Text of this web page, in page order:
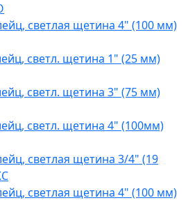
светлая щетина 4" (100 мм)
светл. щетина 1" (25 мм)
светл. щетина 3" (75 мм)
светл. щетина 4" (100мм)
светлая щетина 3/4" (19
светлая щетина 4" (100 мм)